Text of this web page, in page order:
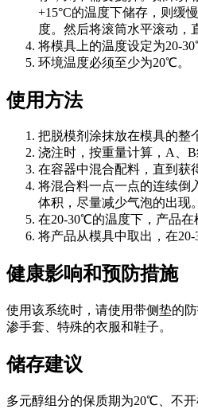
+15°C的温度下储存，则缓
度。然后将滚筒水平滚动，
将模具上的温度设定为20-
环境温度必须至少为20℃。
使用方法
把脱模剂涂抹放在模具的整
浇注时，按重量计算，A、B
在容器中混合配料，直到获
将混合料一点一点的连续倒
体积，尽量减少气泡的出现。
在20-30℃的温度下，产品在
将产品从模具中取出，在20-
健康影响和预防措施
使用该系统时，请使用带侧垫的
渗手套、特殊的衣服和鞋子。
储存建议
多元醇组分的保质期为20℃、不开